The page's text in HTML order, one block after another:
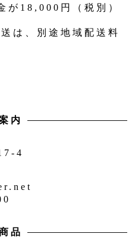
が18,000円（税別）
は、別途地域配送料
内
4
品